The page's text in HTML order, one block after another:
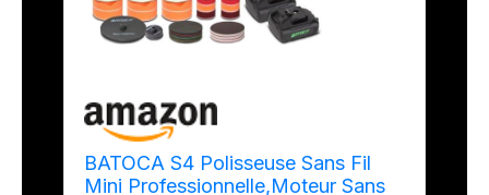
BATOCA S4 Polisseuse Sans Fil
Mini Professionnelle,Moteur Sans